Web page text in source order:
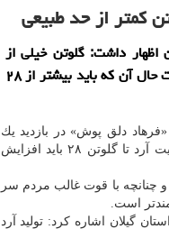
كمتر از حد طبیعی
داشت: گلوتن خیلی از
گندم های داخلی كمتر از ۲۵ تا ۲۶ است حال آن كه باید بیشتر از ۲۸
دلق پوش» در بازدید یك
شركت آرد در رشت اظهار داشت: كیفیت آرد تا گلوتن ۲۸ باید افزایش
چنانچه با قوت غالب مردم سر
است.
استان گیلان اشاره كرد: تولید آرد